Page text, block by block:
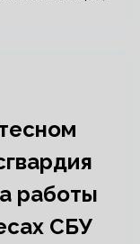
работы
СБУ